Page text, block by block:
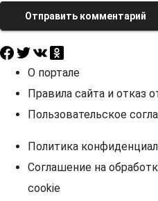
Отправить комментарий
О портале
Правила сайта и отказ
Пользовательское
Политика
Соглашение на
cookie